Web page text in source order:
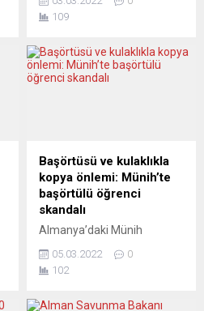
gelişmeler doğrultusunda
Rusya ve Belarus
karşılığında ikamet ve
vatandaşlık sağlayan
açıklamada, topluluk, kimlik
ve ikamet işlerine bakan ilgili
kurumların Ukrayna’daki
durumu yakından takip ettiği
gelişmeler çerçevesinde
Rusya...
109
Başörtüsü ve kulaklıkla
kopya önlemi: Münih’te
başörtülü öğrenci
skandalı
Almanya’daki Münih
Üniversitesi’nde bir
profesörün, Müslüman bir
05.03.2022
0
102